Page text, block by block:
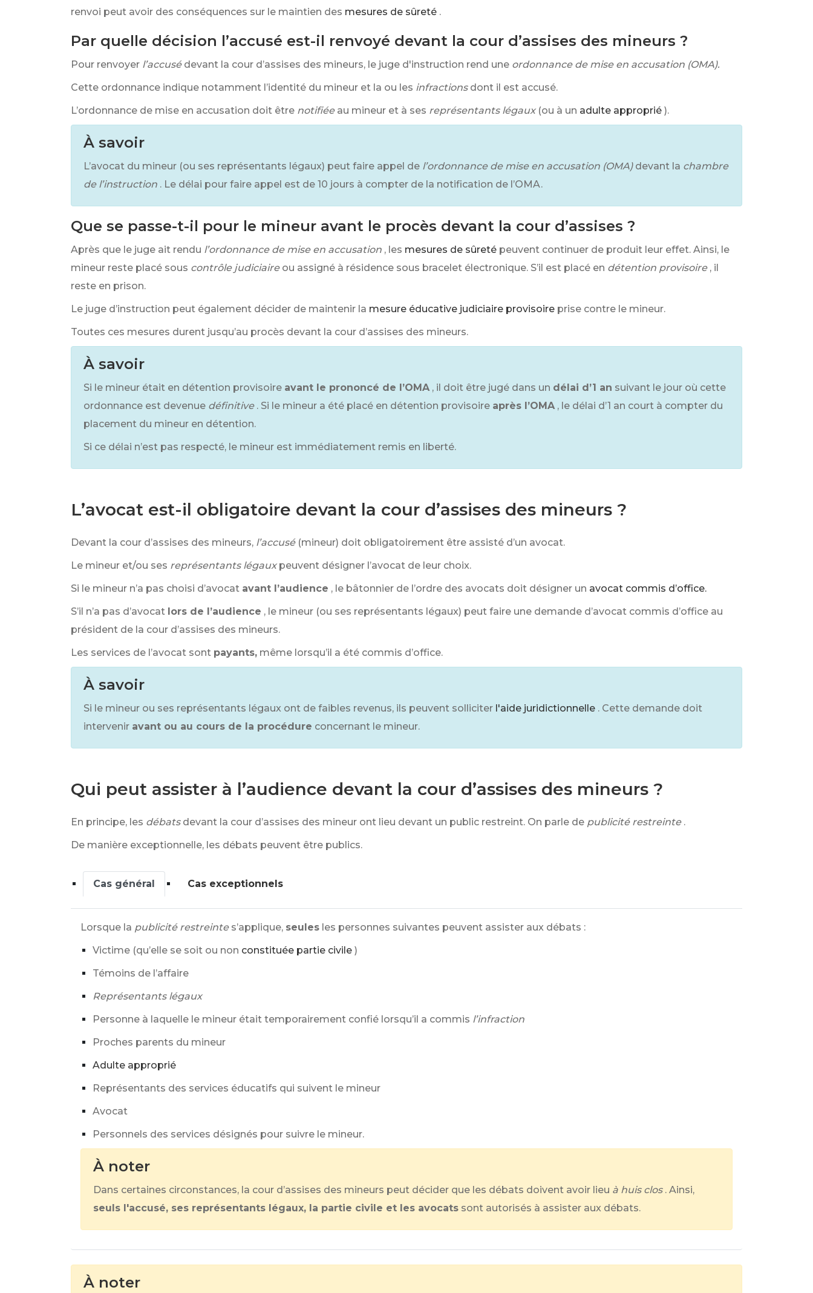
renvoi peut avoir des conséquences sur le maintien des mesures de sûreté .
Par quelle décision l’accusé est-il renvoyé devant la cour d’assises des mineurs ?
Pour renvoyer l’accusé devant la cour d’assises des mineurs, le juge d'instruction rend une ordonnance de mise en accusation (OMA).
Cette ordonnance indique notamment l’identité du mineur et la ou les infractions dont il est accusé.
L’ordonnance de mise en accusation doit être notifiée au mineur et à ses représentants légaux (ou à un adulte approprié ).
À savoir
L’avocat du mineur (ou ses représentants légaux) peut faire appel de l’ordonnance de mise en accusation (OMA) devant la chambre
de l’instruction . Le délai pour faire appel est de 10 jours à compter de la notification de l’OMA.
Que se passe-t-il pour le mineur avant le procès devant la cour d’assises ?
Après que le juge ait rendu l’ordonnance de mise en accusation , les mesures de sûreté peuvent continuer de produit leur effet. Ainsi, le
mineur reste placé sous contrôle judiciaire ou assigné à résidence sous bracelet électronique. S’il est placé en détention provisoire , il
reste en prison.
Le juge d’instruction peut également décider de maintenir la mesure éducative judiciaire provisoire prise contre le mineur.
Toutes ces mesures durent jusqu’au procès devant la cour d’assises des mineurs.
À savoir
Si le mineur était en détention provisoire avant le prononcé de l’OMA , il doit être jugé dans un délai d’1 an suivant le jour où cette
ordonnance est devenue définitive . Si le mineur a été placé en détention provisoire après l’OMA , le délai d’1 an court à compter du
placement du mineur en détention.
Si ce délai n’est pas respecté, le mineur est immédiatement remis en liberté.
L’avocat est-il obligatoire devant la cour d’assises des mineurs ?
Devant la cour d’assises des mineurs, l’accusé (mineur) doit obligatoirement être assisté d’un avocat.
Le mineur et/ou ses représentants légaux peuvent désigner l’avocat de leur choix.
Si le mineur n’a pas choisi d’avocat avant l’audience , le bâtonnier de l’ordre des avocats doit désigner un avocat commis d’office.
S’il n’a pas d’avocat lors de l’audience , le mineur (ou ses représentants légaux) peut faire une demande d’avocat commis d’office au
président de la cour d’assises des mineurs.
Les services de l’avocat sont payants, même lorsqu’il a été commis d’office.
À savoir
Si le mineur ou ses représentants légaux ont de faibles revenus, ils peuvent solliciter l'aide juridictionnelle . Cette demande doit
intervenir avant ou au cours de la procédure concernant le mineur.
Qui peut assister à l’audience devant la cour d’assises des mineurs ?
En principe, les débats devant la cour d’assises des mineur ont lieu devant un public restreint. On parle de publicité restreinte .
De manière exceptionnelle, les débats peuvent être publics.
Cas général Cas exceptionnels
Lorsque la publicité restreinte s’applique, seules les personnes suivantes peuvent assister aux débats :
Victime (qu’elle se soit ou non constituée partie civile )
Témoins de l’affaire
Représentants légaux
Personne à laquelle le mineur était temporairement confié lorsqu’il a commis l’infraction
Proches parents du mineur
Adulte approprié
Représentants des services éducatifs qui suivent le mineur
Avocat
Personnels des services désignés pour suivre le mineur.
À noter
Dans certaines circonstances, la cour d’assises des mineurs peut décider que les débats doivent avoir lieu à huis clos . Ainsi,
seuls l'accusé, ses représentants légaux, la partie civile et les avocats sont autorisés à assister aux débats.
À noter